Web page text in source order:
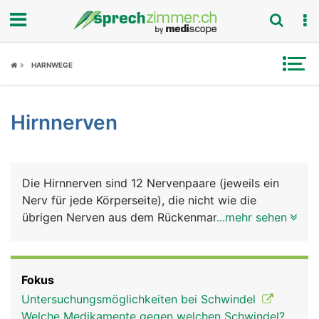
Fokus
Symptome
News
Rubriken
HARNWEGE
Hirnnerven
Die Hirnnerven sind 12 Nervenpaare (jeweils ein
Nerv für jede Körperseite), die nicht wie die
übrigen Nerven aus dem Rückenmark kommen,
Bauchraum, alle anderen versorgen den Kopf und
die Halsregion. Die 12 Hirnnerven haben folgende
...mehr sehen
Fokus
Untersuchungsmöglichkeiten bei Schwindel
Welche Medikamente gegen welchen Schwindel?